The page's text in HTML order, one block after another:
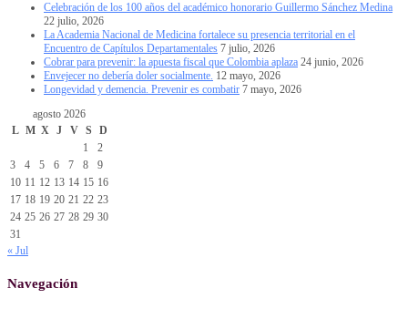
Celebración de los 100 años del académico honorario Guillermo Sánchez Medina
22 julio, 2026
La Academia Nacional de Medicina fortalece su presencia territorial en el
Encuentro de Capítulos Departamentales 7 julio, 2026
Cobrar para prevenir: la apuesta fiscal que Colombia aplaza 24 junio, 2026
Envejecer no debería doler socialmente. 12 mayo, 2026
Longevidad y demencia. Prevenir es combatir 7 mayo, 2026
agosto 2026
L M X J V S
D
1
2
3
4 5 6 7 8
9
10 11 12 13 14 15 16
17 18 19 20 21 22 23
24 25 26 27 28 29 30
31
« Jul
Navegación